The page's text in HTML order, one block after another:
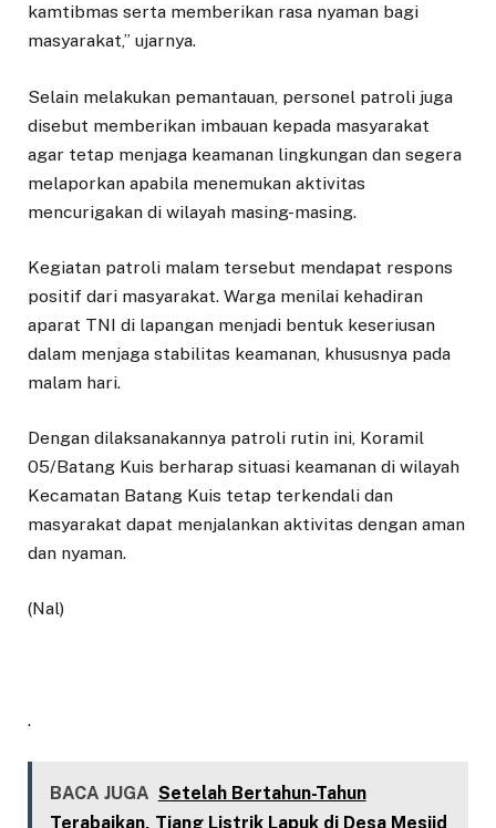
kamtibmas serta memberikan rasa nyaman bagi
masyarakat,” ujarnya.
Selain melakukan pemantauan, personel patroli juga
disebut memberikan imbauan kepada masyarakat
agar tetap menjaga keamanan lingkungan dan segera
melaporkan apabila menemukan aktivitas
mencurigakan di wilayah masing-masing.
Kegiatan patroli malam tersebut mendapat respons
positif dari masyarakat. Warga menilai kehadiran
aparat TNI di lapangan menjadi bentuk keseriusan
dalam menjaga stabilitas keamanan, khususnya pada
malam hari.
Dengan dilaksanakannya patroli rutin ini, Koramil
05/Batang Kuis berharap situasi keamanan di wilayah
Kecamatan Batang Kuis tetap terkendali dan
masyarakat dapat menjalankan aktivitas dengan aman
dan nyaman.
(Nal)
.
BACA JUGA Setelah Bertahun-Tahun
Terabaikan, Tiang Listrik Lapuk di Desa Mesjid